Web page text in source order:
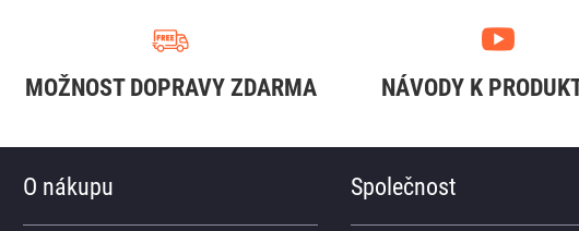
MOŽNOST DOPRAVY ZDARMA NÁVODY K
O nákupu Společnost